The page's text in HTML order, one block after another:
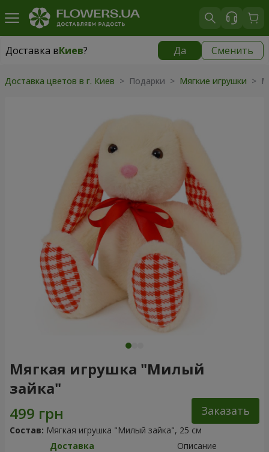
Доставка вКиев? Да Сменить
Доставка вКиев
Доставка цветов в г. Киев > Подарки > Мягкие игрушки >
Мягкая игрушка "Милый
зайка"
Заказать
Состав: Мягкая игрушка "Милый зайка", 25 см
Доставка
Описание